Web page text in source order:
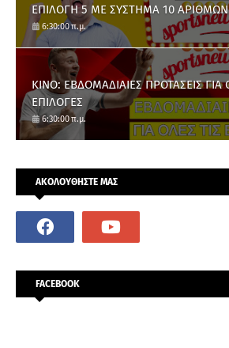
ΕΠΙΛΟΓΗ 5 ΜΕ ΣΥΣΤΗΜΑ 10 ΑΡΙΘΜΩΝ
6:30:00 π.μ.
ΚΙΝΟ: ΕΒΔΟΜΑΔΙΑΙΕΣ ΠΡΟΤΑΣΕΙΣ ΓΙΑ ΟΛΕΣ ΤΙΣ
ΕΠΙΛΟΓΕΣ
6:30:00 π.μ.
ΑΚΟΛΟΥΘΗΣΤΕ ΜΑΣ
FACEBOOK